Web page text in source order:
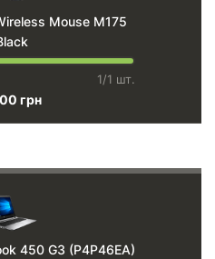
Mouse M175
1/1 шт.
грн
450 G3 (P4P46EA)